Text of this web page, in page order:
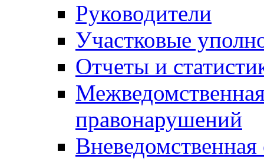
Руководители
Участковые
Отчеты и
правонарушений
Вневедомственная